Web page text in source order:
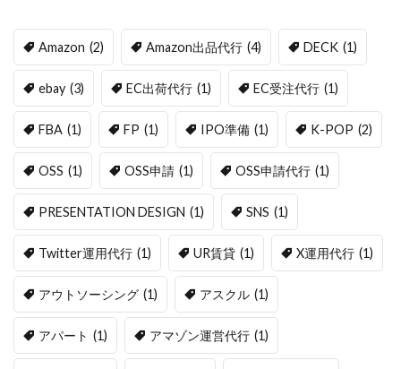
Amazon (2) Amazon出品代行 (4) DECK (1)
ebay (3) EC出荷代行 (1) EC受注代行 (1)
FBA (1) FP (1) IPO準備 (1) K-POP (2)
OSS (1) OSS申請 (1) OSS申請代行 (1)
PRESENTATION DESIGN (1) SNS (1)
Twitter運用代行 (1) UR賃貸 (1) X運用代行 (1)
アウトソーシング (1) アスクル (1)
アパート (1) アマゾン運営代行 (1)